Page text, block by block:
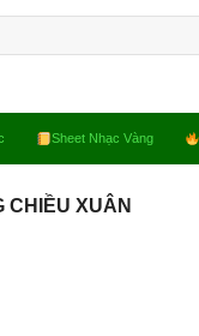
Sheet Nhạc Vàng
CHIỀU XUÂN